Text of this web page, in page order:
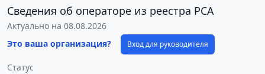
Сведения об операторе из реестра РСА
Актуально на 08.08.2026
Это ваша организация?
Вход для руководителя
Статус